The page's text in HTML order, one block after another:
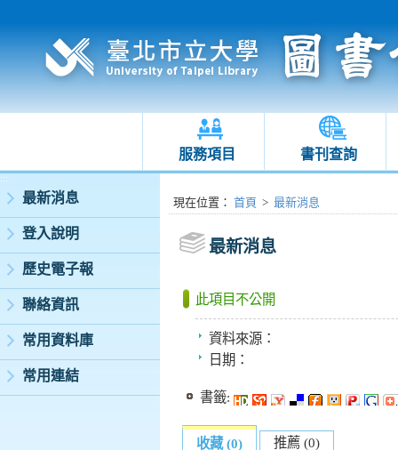
服務項目 書刊查詢
:::
最新消息
登入說明
歷史電子報
聯絡資訊
常用資料庫
常用連結
:::現在位置 ： 首頁 > 最新消息
最新消息
此項目不公開
資料來源：
日期：
書籤:
收藏 (0) 推薦 (0)